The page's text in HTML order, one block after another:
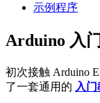
示例程序
Arduino 入
初次接触 Arduino
了一套通用的 入